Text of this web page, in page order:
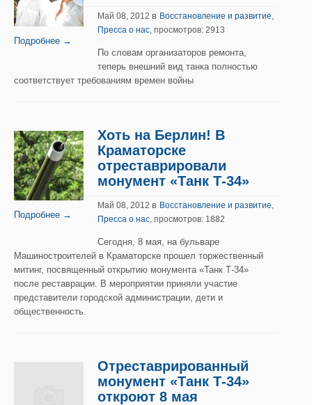
Подробнее →
Май 08, 2012 в Восстановление и развитие,
Пресса о нас, просмотров: 2913
По словам организаторов ремонта,
теперь внешний вид танка полностью
соответствует требованиям времен войны
Подробнее →
Хоть на Берлин! В
Краматорске
отреставрировали
монумент «Танк Т-34»
Май 08, 2012 в Восстановление и развитие,
Пресса о нас, просмотров: 1882
Сегодня, 8 мая, на бульваре
Машиностроителей в Краматорске прошел торжественный
митинг, посвященный открытию монумента «Танк Т-34»
после реставрации. В мероприятии приняли участие
представители городской администрации, дети и
общественность.
Отреставрированный
монумент «Танк Т-34»
откроют 8 мая